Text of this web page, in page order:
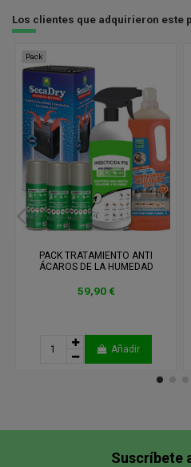
Los clientes que adquirieron este
Pack
PACK TRATAMIENTO ANTI
ÁCAROS DE LA HUMEDAD
59,90 €
Añadir
Suscríbete